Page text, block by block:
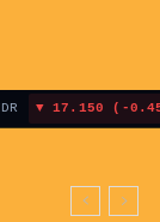
17.150 (-0.45%)